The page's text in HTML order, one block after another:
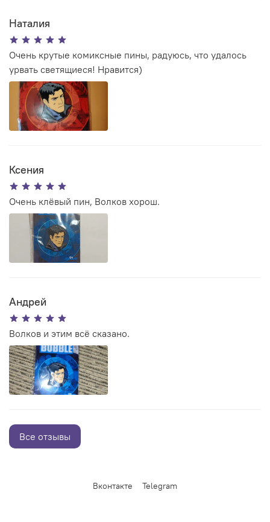
Наталия
Очень крутые комиксные пины, радуюсь, что удалось
урвать светящиеся! Нравится)
Ксения
Очень клёвый пин, Волков хорош.
Андрей
Волков и этим всё сказано.
Все отзывы
Вконтакте Telegram